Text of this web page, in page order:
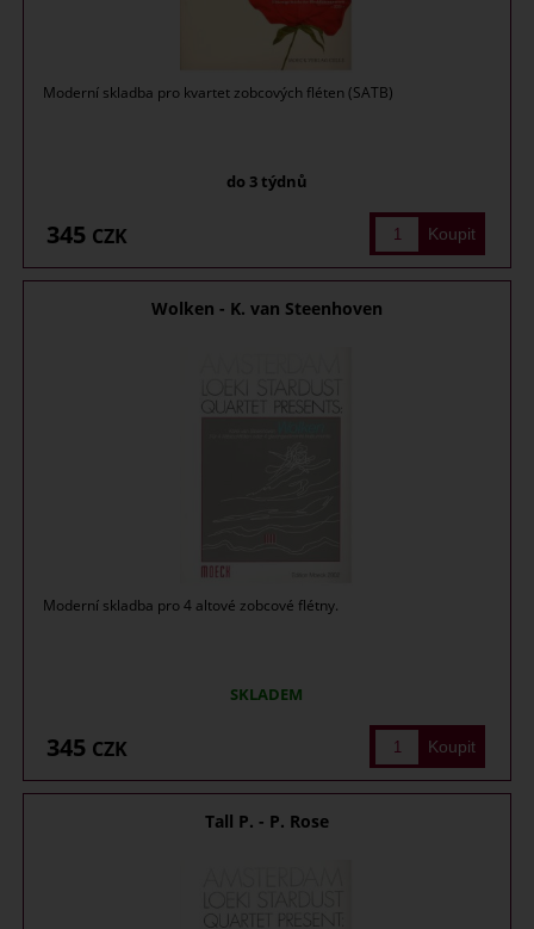
Moderní skladba pro kvartet zobcových fléten (SATB)
do 3 týdnů
345 CZK
Wolken - K. van Steenhoven
Moderní skladba pro 4 altové zobcové flétny.
SKLADEM
345 CZK
Tall P. - P. Rose